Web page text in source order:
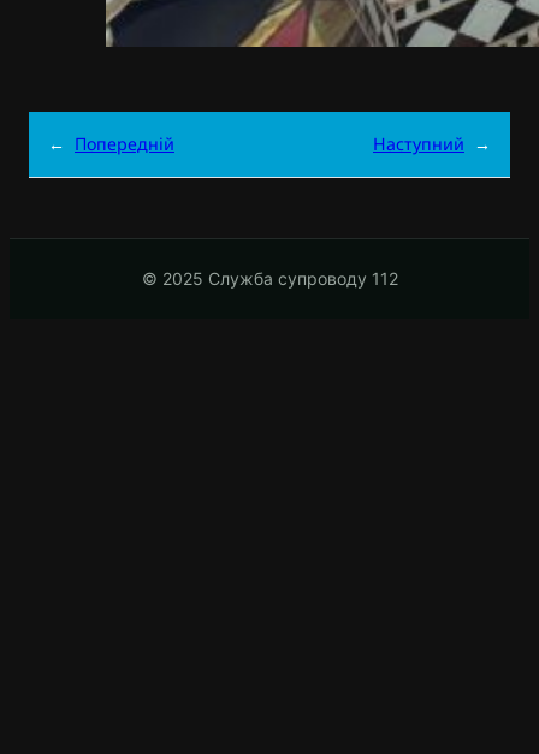
← Попередній Наступний →
© 2025 Служба супроводу 112